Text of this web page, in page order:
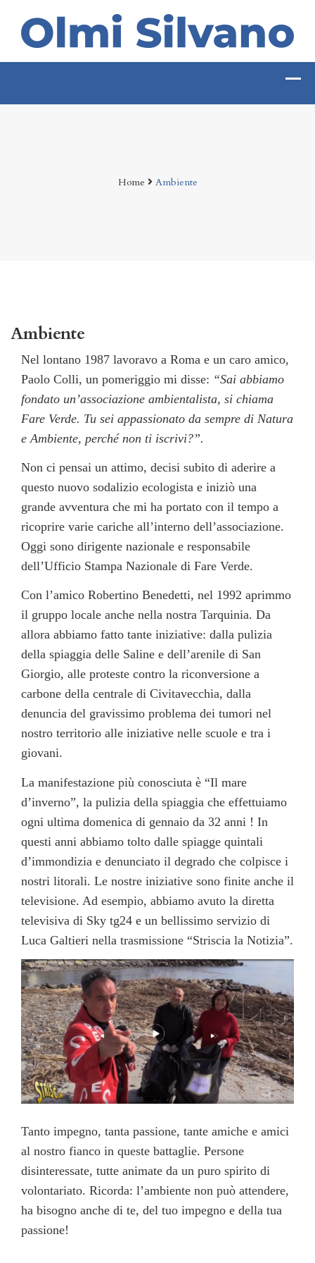
Home Ambiente
Ambiente
Nel lontano 1987 lavoravo a Roma e un caro amico,
Paolo Colli, un pomeriggio mi disse: “Sai abbiamo
fondato un’associazione ambientalista, si chiama
Fare Verde. Tu sei appassionato da sempre di Natura
e Ambiente, perché non ti iscrivi?”.
Non ci pensai un attimo, decisi subito di aderire a
questo nuovo sodalizio ecologista e iniziò una
grande avventura che mi ha portato con il tempo a
ricoprire varie cariche all’interno dell’associazione.
Oggi sono dirigente nazionale e responsabile
dell’Ufficio Stampa Nazionale di Fare Verde.
Con l’amico Robertino Benedetti, nel 1992 aprimmo
il gruppo locale anche nella nostra Tarquinia. Da
allora abbiamo fatto tante iniziative: dalla pulizia
della spiaggia delle Saline e dell’arenile di San
Giorgio, alle proteste contro la riconversione a
carbone della centrale di Civitavecchia, dalla
denuncia del gravissimo problema dei tumori nel
nostro territorio alle iniziative nelle scuole e tra i
giovani.
La manifestazione più conosciuta è “Il mare
d’inverno”, la pulizia della spiaggia che effettuiamo
ogni ultima domenica di gennaio da 32 anni ! In
questi anni abbiamo tolto dalle spiagge quintali
d’immondizia e denunciato il degrado che colpisce i
nostri litorali. Le nostre iniziative sono finite anche il
televisione. Ad esempio, abbiamo avuto la diretta
televisiva di Sky tg24 e un bellissimo servizio di
Luca Galtieri nella trasmissione “Striscia la Notizia”.
Tanto impegno, tanta passione, tante amiche e amici
al nostro fianco in queste battaglie. Persone
disinteressate, tutte animate da un puro spirito di
volontariato. Ricorda: l’ambiente non può attendere,
ha bisogno anche di te, del tuo impegno e della tua
passione!